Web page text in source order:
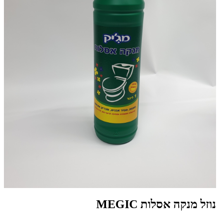
נוזל מנקה אסלות MEGIC